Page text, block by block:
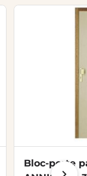
Bloc-porte